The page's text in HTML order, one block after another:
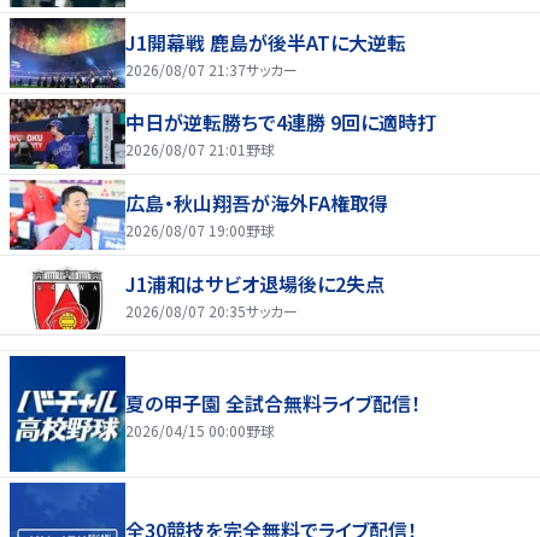
J1開幕戦 鹿島が後半ATに大逆転
2026/08/07 21:37サッカー
中日が逆転勝ちで4連勝 9回に適時打
2026/08/07 21:01 野球
広島・秋山翔吾が海外FA権取得
2026/08/07 19:00野球
J1浦和はサビオ退場後に2失点
2026/08/07 20:35サッカー
夏の甲子園 全試合無料ライブ配信！
2026/04/15 00:00野球
全30競技を完全無料でライブ配信！